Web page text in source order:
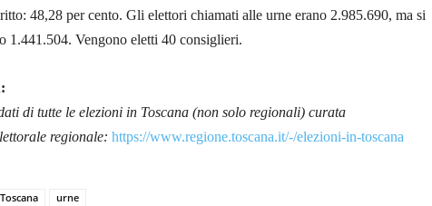
48,28 per cento. Gli elettori chiamati alle urne erano 2.985.690, ma si
1.441.504. Vengono eletti 40 consiglieri.
di tutte le elezioni in Toscana (non solo regionali) curata
regionale: https://www.regione.toscana.it/-/elezioni-in-toscana
Toscana urne